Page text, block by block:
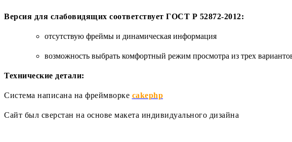
Версия для слабовидящих соответствует ГОСТ Р 52872-2012:
отсутствую фреймы и динамическая информация
возможность выбрать комфортный режим просмотра из трех
Технические детали:
Система написана на фреймворке cakephp
Сайт был сверстан на основе макета индивидуального дизайна